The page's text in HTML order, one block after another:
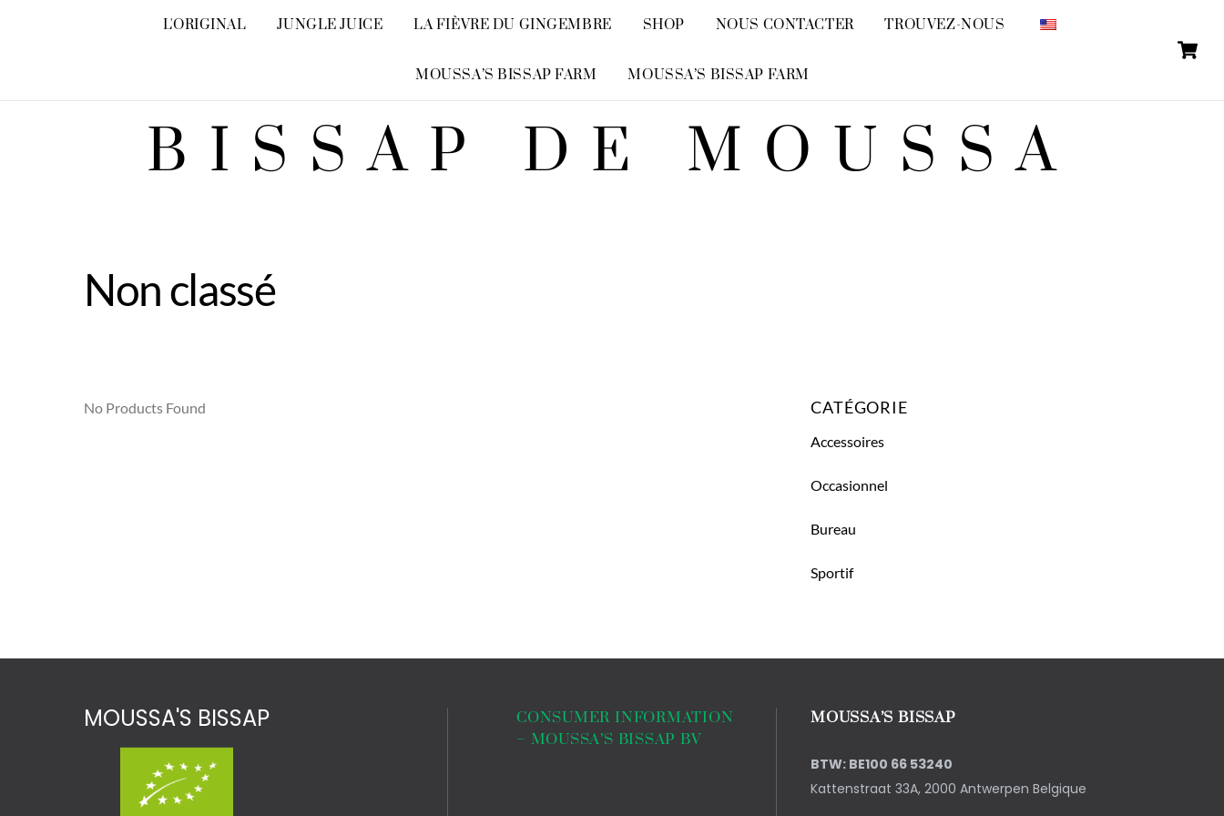
BISSAP DE MOUSSA
L'ORIGINAL JUNGLE JUICE LA FIÈVRE DU GINGEMBRE SHOP NOUS CONTACTER TROUVEZ-NOUS
MOUSSA’S BISSAP FARM MOUSSA’S BISSAP FARM
Non classé
No Products Found CATÉGORIE
Accessoires
Occasionnel
Bureau
Sportif
MOUSSA'S BISSAP
CONSUMER INFORMATION
– MOUSSA’S BISSAP BV
MOUSSA’S BISSAP
BTW: BE100 66 53240
Kattenstraat 33A, 2000 Antwerpen Belgique